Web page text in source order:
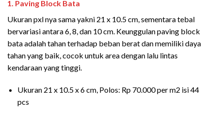
1. Paving Block Bata
Ukuran pxl nya sama yakni 21 x 10.5 cm, sementara tebal
bervariasi antara 6, 8, dan 10 cm. Keunggulan paving block
bata adalah tahan terhadap beban berat dan memiliki daya
tahan yang baik, cocok untuk area dengan lalu lintas
kendaraan yang tinggi.
Ukuran 21 x 10.5 x 6 cm, Polos: Rp 70.000 per m2 isi 44
pcs